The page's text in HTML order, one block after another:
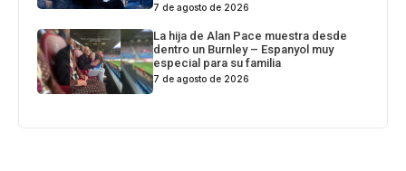
7 de agosto de 2026
La hija de Alan Pace muestra desde
dentro un Burnley – Espanyol muy
especial para su familia
7 de agosto de 2026